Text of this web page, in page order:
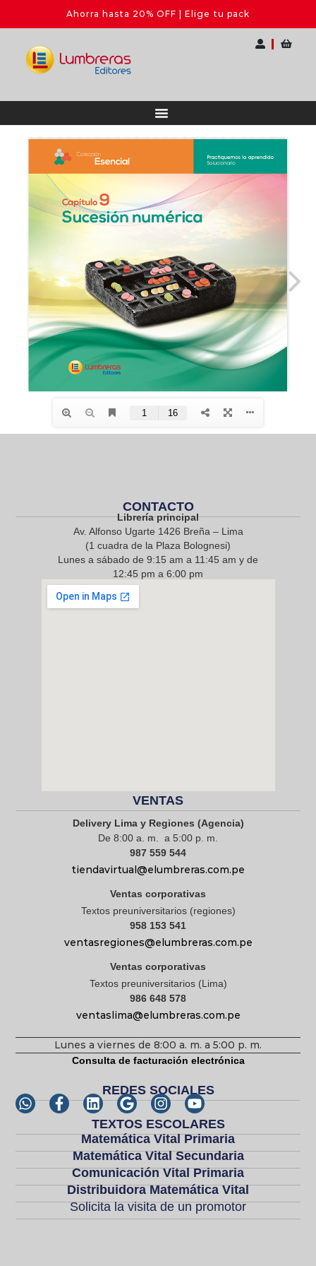
Ahorra hasta 20% OFF | Elige tu pack
CONTACTO
Librería principal
Av. Alfonso Ugarte 1426 Breña – Lima
(1 cuadra de la Plaza Bolognesi)
Lunes a sábado de 9:15 am a 11:45 am y de
12:45 pm a 6:00 pm
968 217 912
VENTAS
Delivery Lima y Regiones (Agencia)
De 8:00 a. m. a 5:00 p. m.
987 559 544
tiendavirtual@elumbreras.com.pe
Ventas corporativas
Textos preuniversitarios (regiones)
958 153 541
ventasregiones@elumbreras.com.pe
Ventas corporativas
Textos preuniversitarios (Lima)
986 648 578
ventaslima@elumbreras.com.pe
Lunes a viernes de 8:00 a. m. a 5:00 p. m.
Consulta de facturación electrónica
REDES SOCIALES
TEXTOS ESCOLARES
Matemática Vital Primaria
Matemática Vital Secundaria
Comunicación Vital Primaria
Distribuidora Matemática Vital
Solicita la visita de un promotor